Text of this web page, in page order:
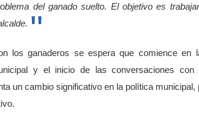
del ganado suelto. El objetivo es
los ganaderos se espera que comience en
y el inicio de las conversaciones
un cambio significativo en la política